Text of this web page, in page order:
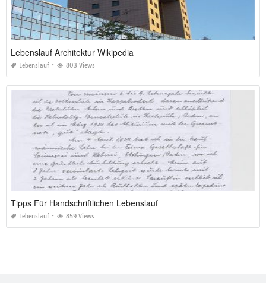
Lebenslauf Architektur Wikipedia
Lebenslauf 803 Views
Tipps Für Handschriftlichen Lebenslauf
Lebenslauf 859 Views